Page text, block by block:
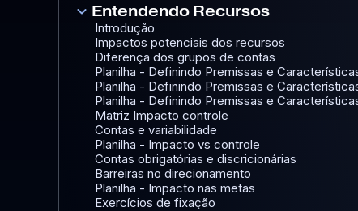
keyboard_arrow_down Entendendo Recursos
Introdução
Impactos potenciais dos recursos
Diferença dos grupos de contas
Planilha - Definindo Premissas e
Planilha - Definindo Premissas e
Planilha - Definindo Premissas e
Matriz Impacto controle
Contas e variabilidade
Planilha - Impacto vs controle
Contas obrigatórias e discricionárias
Barreiras no direcionamento
Planilha - Impacto nas metas
Exercícios de fixação